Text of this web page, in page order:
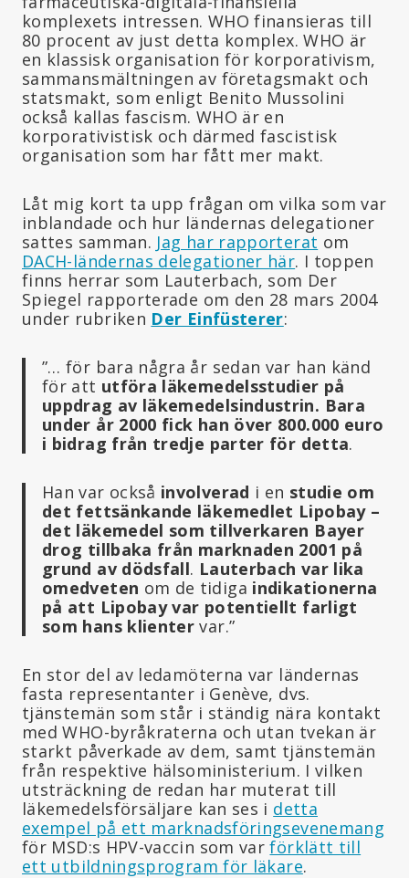
komplexets intressen. WHO finansieras till
80 procent av just detta komplex. WHO är
en klassisk organisation för korporativism,
sammansmältningen av företagsmakt och
statsmakt, som enligt Benito Mussolini
också kallas fascism. WHO är en
korporativistisk och därmed fascistisk
organisation som har fått mer makt.
Låt mig kort ta upp frågan om vilka som var
inblandade och hur ländernas delegationer
sattes samman. Jag har rapporterat om
DACH-ländernas delegationer här. I toppen
finns herrar som Lauterbach, som Der
Spiegel rapporterade om den 28 mars 2004
under rubriken Der Einfüsterer:
”… för bara några år sedan var han känd
för att utföra läkemedelsstudier på
uppdrag av läkemedelsindustrin. Bara
under år 2000 fick han över 800.000 euro
i bidrag från tredje parter för detta.
Han var också involverad i en studie om
det fettsänkande läkemedlet Lipobay –
det läkemedel som tillverkaren Bayer
drog tillbaka från marknaden 2001 på
grund av dödsfall. Lauterbach var lika
omedveten om de tidiga indikationerna
på att Lipobay var potentiellt farligt
som hans klienter var.”
En stor del av ledamöterna var ländernas
fasta representanter i Genève, dvs.
tjänstemän som står i ständig nära kontakt
med WHO-byråkraterna och utan tvekan är
starkt påverkade av dem, samt tjänstemän
från respektive hälsoministerium. I vilken
utsträckning de redan har muterat till
läkemedelsförsäljare kan ses i detta
exempel på ett marknadsföringsevenemang
för MSD:s HPV-vaccin som varförklätt till
ett utbildningsprogram för läkare.